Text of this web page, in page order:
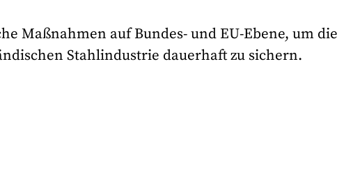
Maßnahmen auf Bundes- und EU-Ebene, um die
Stahlindustrie dauerhaft zu sichern.